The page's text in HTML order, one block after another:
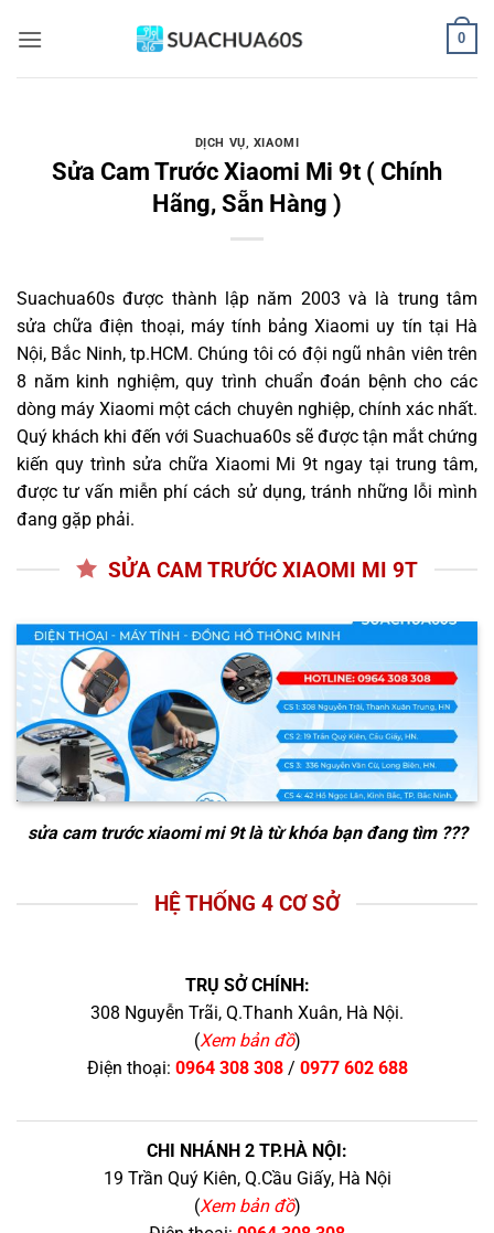
qua
0
DỊCH VỤ, XIAOMI
Sửa Cam Trước Xiaomi Mi 9t ( Chính
Hãng, Sẵn Hàng )
Suachua60s được thành lập năm 2003 và là trung tâm
sửa chữa điện thoại, máy tính bảng Xiaomi uy tín tại Hà
Nội, Bắc Ninh, tp.HCM. Chúng tôi có đội ngũ nhân viên trên
8 năm kinh nghiệm, quy trình chuẩn đoán bệnh cho các
dòng máy Xiaomi một cách chuyên nghiệp, chính xác nhất.
Quý khách khi đến với Suachua60s sẽ được tận mắt chứng
kiến quy trình sửa chữa Xiaomi Mi 9t ngay tại trung tâm,
được tư vấn miễn phí cách sử dụng, tránh những lỗi mình
đang gặp phải.
SỬA CAM TRƯỚC XIAOMI MI 9T
sửa cam trước xiaomi mi 9tlà từ khóa bạn đang tìm ???
HỆ THỐNG 4 CƠ SỞ
TRỤ SỞ CHÍNH:
308 Nguyễn Trãi, Q.Thanh Xuân, Hà Nội.
(Xem bản đồ)
Điện thoại: 0964 308 308/ 0977 602 688
CHI NHÁNH 2 TP.HÀ NỘI:
19 Trần Quý Kiên, Q.Cầu Giấy, Hà Nội
(Xem bản đồ)